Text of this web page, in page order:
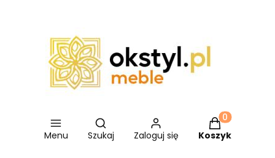
Menu
Otwórz wyszukiwarkę
Szukaj Zaloguj się
Produkty w
Koszyk